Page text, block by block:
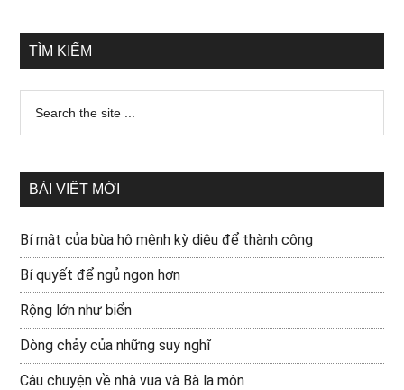
TÌM KIẾM
BÀI VIẾT MỚI
Bí mật của bùa hộ mệnh kỳ diệu để thành công
Bí quyết để ngủ ngon hơn
Rộng lớn như biển
Dòng chảy của những suy nghĩ
Câu chuyện về nhà vua và Bà la môn